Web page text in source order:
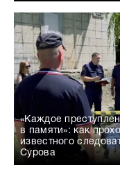
«Каждое
в памяти»: как
известного
Сурова